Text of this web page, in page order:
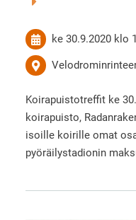
ke 30.9.2020 klo
Koirapuistotreffit ke
koirapuisto,
isoille koirille omat
pyöräilystadionin